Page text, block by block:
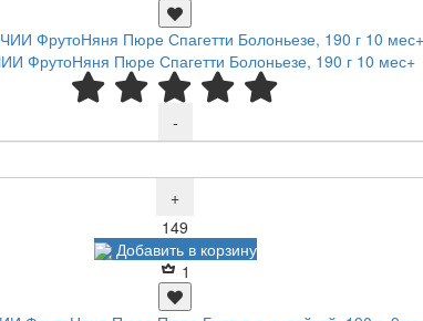
ФрутоНяня Пюре Спагетти Болоньезе, 190 г 10 мес+
-
+
149
Добавить в корзину
1